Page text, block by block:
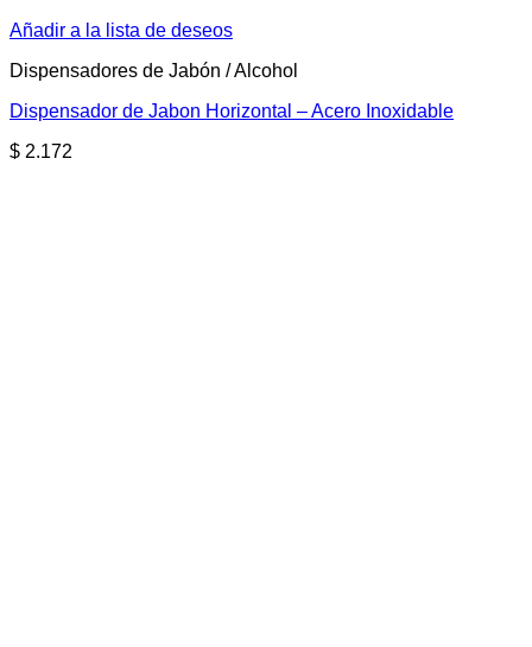
Añadir a la lista de deseos
Dispensadores de Jabón / Alcohol
Dispensador de Jabon Horizontal – Acero Inoxidable
$ 2.172